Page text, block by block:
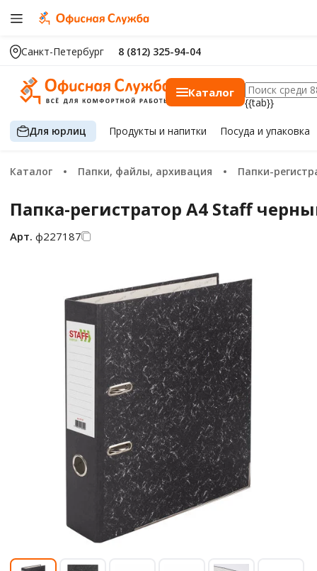
Санкт-Петербург 8 (812) 325-94-04
Каталог
{{tab}}
Для юрлиц Продуктыи напитки Посуда и упаковка
Каталог Папки, файлы, архивация Папки-
Папка-регистратор А4 Staff
Арт. ф227187